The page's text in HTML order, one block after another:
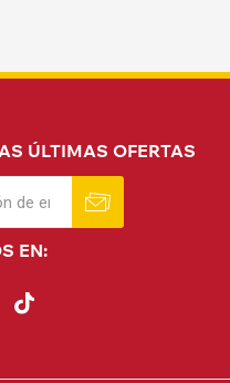
ÚLTIMAS OFERTAS
EN: